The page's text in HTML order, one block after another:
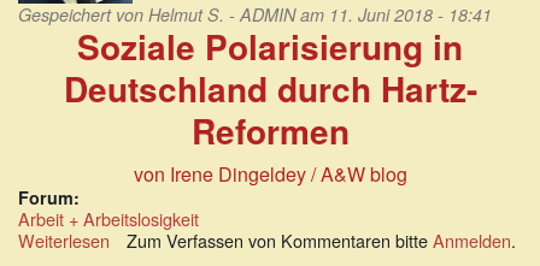
Gespeichert von Helmut S. - ADMINam 11. Juni 2018 - 18:41
Soziale Polarisierung in
Deutschland durch Hartz-
Reformen
von Irene Dingeldey / A&W blog
Forum:
Arbeit + Arbeitslosigkeit
Weiterlesen über
Zum Verfassen von Kommentaren bitteAnmelden.